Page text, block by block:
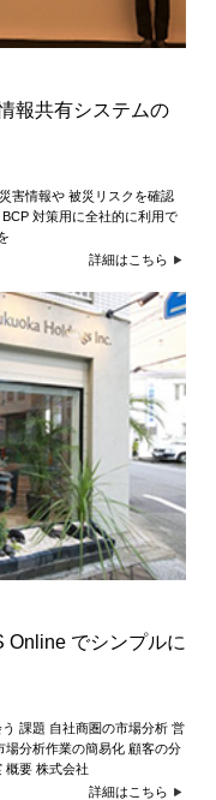
報共有システムの
害情報や 被災リスクを確認
対策用に全社的に利用で
詳細はこちら
Online でシンプルに
課題 自社商圏の市場分析 営
分析作業の簡易化 顧客の分
概要 株式会社
詳細はこちら